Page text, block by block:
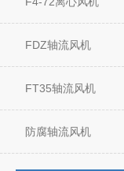
FDZ轴流风机
FT35轴流风机
防腐轴流风机